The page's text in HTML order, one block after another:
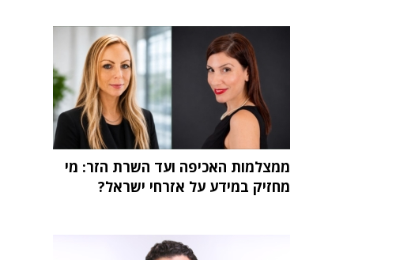
ממצלמות האכיפה ועד השרת הזר: מי
מחזיק במידע על אזרחי ישראל?